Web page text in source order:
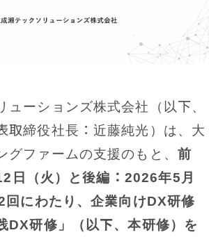
ーションズ株式会社（以下、
取締役社長：近藤純光）は、大
ファームの支援のもと、 前
日（火）と後編：2026年5月
にわたり、企業向けDX研修サ
研修」（以下、本研修）を開